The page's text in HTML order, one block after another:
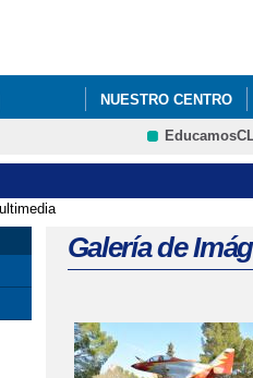
NUESTRO CENTRO
DOCUMENTOS
aquí
Galería de
Páginas